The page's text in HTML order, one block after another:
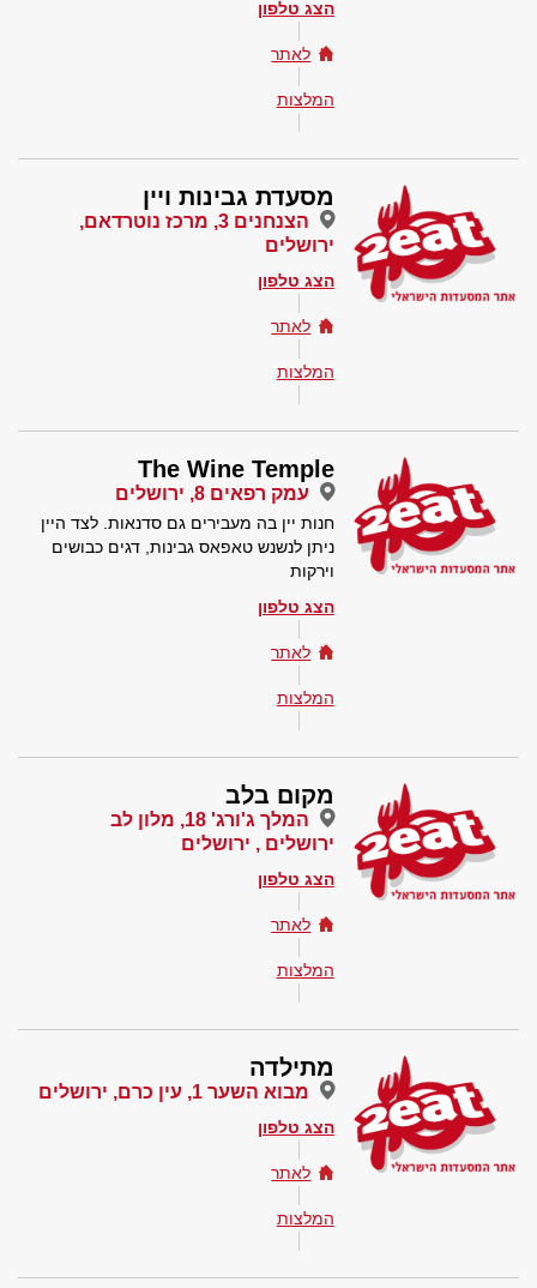
הצג טלפון
לאתר
המלצות
מסעדת גבינות ויין
הצנחנים 3, מרכז נוטרדאם,
ירושלים
הצג טלפון
לאתר
המלצות
The Wine Temple
עמק רפאים 8, ירושלים
חנות יין בה מעבירים גם סדנאות. לצד היין
ניתן לנשנש טאפאס גבינות, דגים כבושים
וירקות
הצג טלפון
לאתר
המלצות
מקום בלב
המלך ג'ורג' 18, מלון לב
ירושלים , ירושלים
הצג טלפון
לאתר
המלצות
מתילדה
מבוא השער 1, עין כרם, ירושלים
הצג טלפון
לאתר
המלצות